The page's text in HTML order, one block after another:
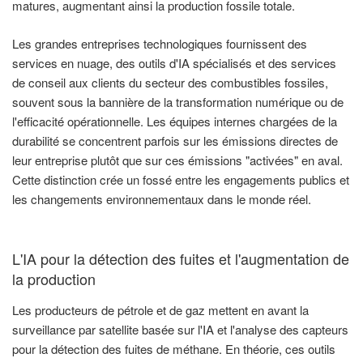
matures, augmentant ainsi la production fossile totale.
Les grandes entreprises technologiques fournissent des
services en nuage, des outils d'IA spécialisés et des services
de conseil aux clients du secteur des combustibles fossiles,
souvent sous la bannière de la transformation numérique ou de
l'efficacité opérationnelle. Les équipes internes chargées de la
durabilité se concentrent parfois sur les émissions directes de
leur entreprise plutôt que sur ces émissions "activées" en aval.
Cette distinction crée un fossé entre les engagements publics et
les changements environnementaux dans le monde réel.
L'IA pour la détection des fuites et l'augmentation de
la production
Les producteurs de pétrole et de gaz mettent en avant la
surveillance par satellite basée sur l'IA et l'analyse des capteurs
pour la détection des fuites de méthane. En théorie, ces outils